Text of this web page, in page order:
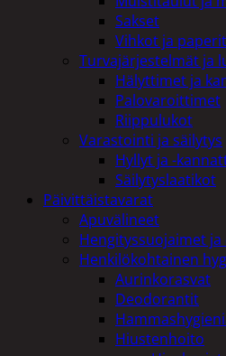
Sakset
Vihkot ja paperit
Turvajärjestelmät ja
Hälyttimet ja
Palovaroittimet
Riippulukot
Varastointi ja säilytys
Hyllyt ja -
Säilytyslaatikot
Päivittäistavarat
Apuvälineet
Hengityssuojaimet
Henkilökohtainen
Aurinkorasvat
Deodorantit
Hiustenhoito